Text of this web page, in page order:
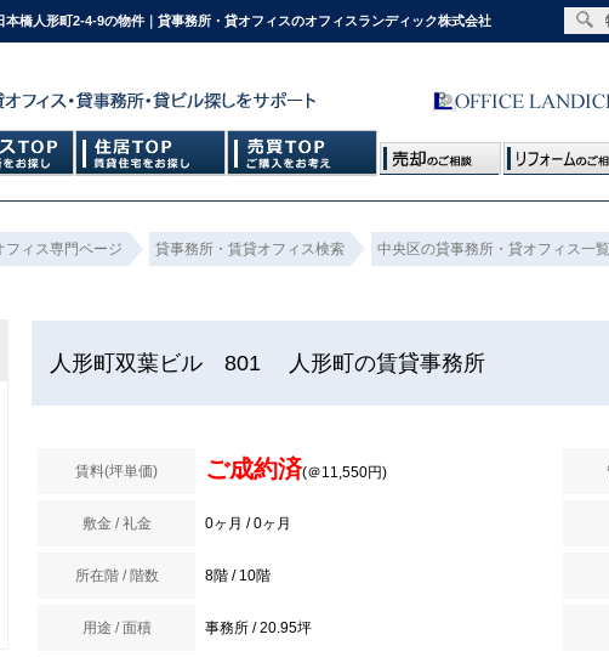
人形町2-4-9の物件｜貸事務所・貸オフィスのオフィスランディック株式会社
フィス専門ページ 貸事務所・賃貸オフィス検索 中央区の貸事務所・貸オフィス一覧
人形町双葉ビル 801 人形町の賃貸事務所
賃料(坪単価) ご成約済(＠11,550円)
敷金 / 礼金 0ヶ月 / 0ヶ月
所在階 / 階数 8階 / 10階
用途 / 面積 事務所 / 20.95坪